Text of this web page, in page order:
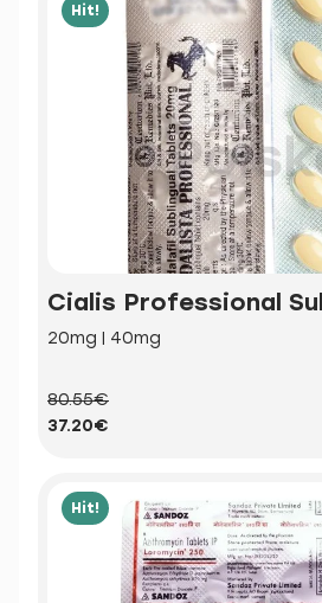
Hit!
Cialis Professional
20mg | 40mg
80.55€
37.20€
Hit!